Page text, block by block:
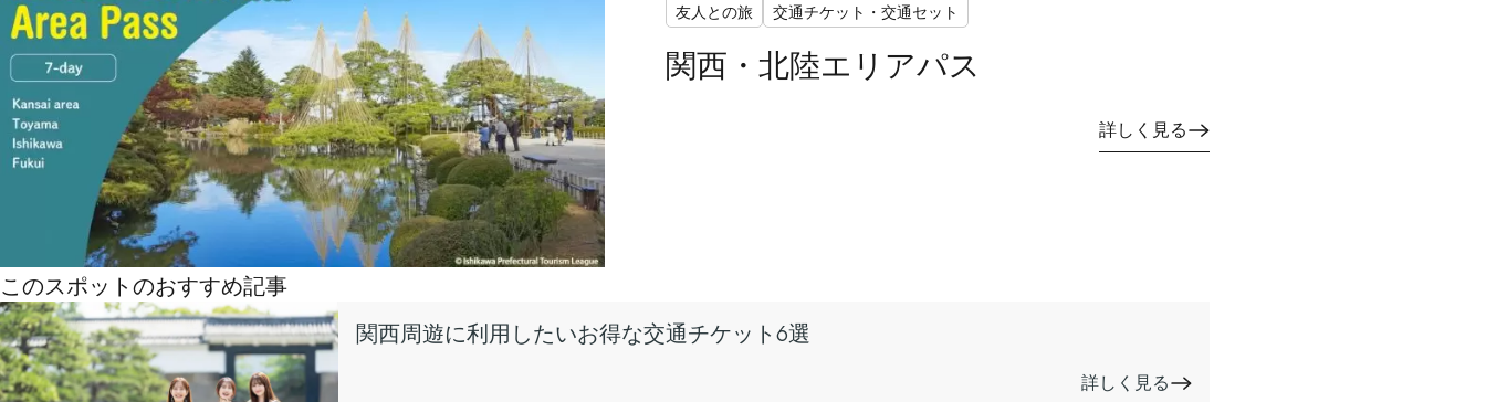
友人との旅
交通チケット・交通セット
関西・北陸エリアパス
詳しく見る
このスポットのおすすめ記事
関西周遊に利用したいお得な交通チケット6選
詳しく見る